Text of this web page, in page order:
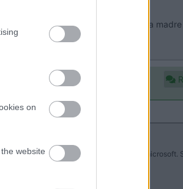
on
website
cpu e chipset sulla piastra
Legale e regolare e permesso da microsoft.